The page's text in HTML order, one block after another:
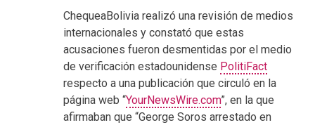
ChequeaBolivia realizó una revisión de medios
internacionales y constató que estas
acusaciones fueron desmentidas por el medio
de verificación estadounidense PolitiFact
respecto a una publicación que circuló en la
página web “YourNewsWire.com”, en la que
afirmaban que “George Soros arrestado en